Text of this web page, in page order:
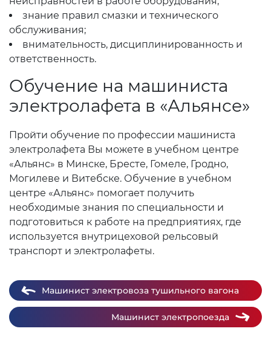
знание правил смазки и технического
обслуживания;
внимательность, дисциплинированность и
ответственность.
Обучение на машиниста
электролафета в «Альянсе»
Пройти обучение по профессии машиниста
электролафета Вы можете в учебном центре
«Альянс» в Минске, Бресте, Гомеле, Гродно,
Могилеве и Витебске. Обучение в учебном
центре «Альянс» помогает получить
необходимые знания по специальности и
подготовиться к работе на предприятиях, где
используется внутрицеховой рельсовый
транспорт и электролафеты.
Машинист электровоза тушильного вагона
Машинист электропоезда